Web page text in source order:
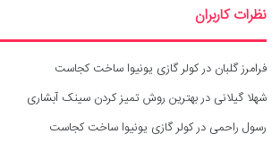
نظرات کاربران
فرامرز گلبان درکولر گازی یونیوا ساخت کجاست
شهلا گیلانی دربهترین روش تمیز کردن سینک آبشاری
رسول راحمی درکولر گازی یونیوا ساخت کجاست